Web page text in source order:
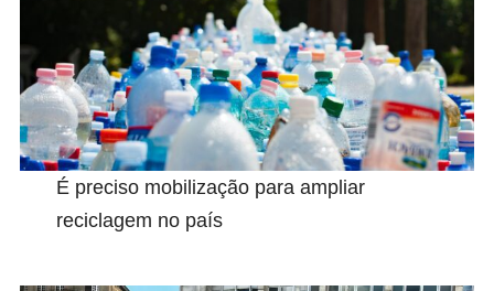
É preciso mobilização para ampliar
reciclagem no país